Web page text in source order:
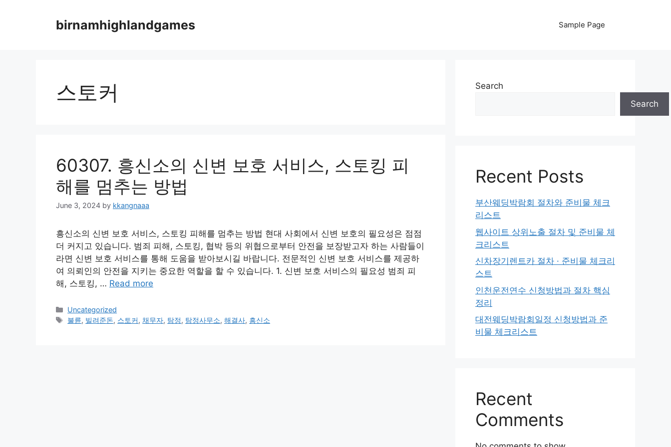
birnamhighlandgames Sample Page
스토커
60307. 흥신소의 신변 보호 서비스, 스토킹 피
해를 멈추는 방법
June 3, 2024 by kkangnaaa
흥신소의 신변 보호 서비스, 스토킹 피해를 멈추는 방법 현대 사회에서 신변 보호의 필요성은 점점
더 커지고 있습니다. 범죄 피해, 스토킹, 협박 등의 위협으로부터 안전을 보장받고자 하는 사람들이
라면 신변 보호 서비스를 통해 도움을 받아보시길 바랍니다. 전문적인 신변 보호 서비스를 제공하
여 의뢰인의 안전을 지키는 중요한 역할을 할 수 있습니다. 1. 신변 보호 서비스의 필요성 범죄 피
해, 스토킹, … Read more
Categories
Uncategorized
Tags
불륜, 빌려준돈, 스토커, 채무자, 탐정, 탐정사무소,해결사, 흥신소
Search
Search
Recent Posts
부산웨딩박람회 절차와 준비물 체크
리스트
웹사이트 상위노출 절차 및 준비물 체
크리스트
신차장기렌트카 절차 · 준비물 체크리
스트
인천운전연수 신청방법과 절차 핵심
정리
대전웨딩박람회일정 신청방법과 준
비물 체크리스트
Recent
Comments